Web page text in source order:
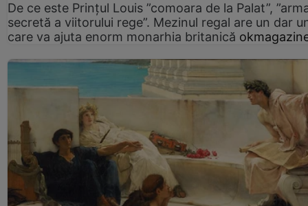
De ce este Prințul Louis ”comoara de la Palat”,
secretă a viitorului rege”. Mezinul regal are un dar
care va ajuta enorm monarhia britanică